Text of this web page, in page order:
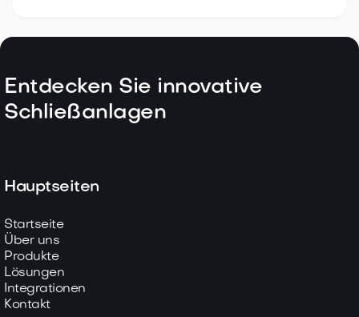
Entdecken Sie innovative
Schließanlagen
Hauptseiten
Startseite
Über uns
Produkte
Lösungen
Integrationen
Kontakt